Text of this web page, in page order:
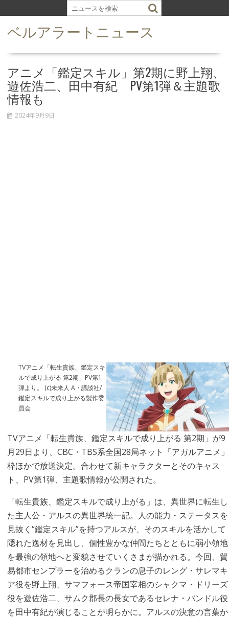
k
ベルアラートニュース
アニメ「鑑定スキル」第2期に野上翔、
遊佐浩二、田中有紀 PV第1弾＆主題歌
情報も
2024年9月9日
TVアニメ「転生貴族、鑑定スキ
ルで成り上がる 第2期」PV第1
弾より。 (c)未来人 A・講談社/
鑑定スキルで成り上がる製作委
員会
TVアニメ「転生貴族、鑑定スキルで成り上がる 第2期」が9
月29日より、CBC・TBS系全国28局ネット「アガルアニメ」
枠ほかで放送決定。合わせて新キャラクターとそのキャス
ト、PV第1弾、主題歌情報が公開された。
「転生貴族、鑑定スキルで成り上がる」は、異世界に転生し
た主人公・アルスの異世界統一記。人の能力・ステータスを
見抜く“鑑定スキル”を持つアルスが、そのスキルを活かして
隠れた逸材を見出し、個性豊かな仲間たちとともに弱小領地
を最強の領地へと変貌させていくさまが描かれる。今回、貿
易都市センプラーを治めるクランの息子のレング・サレマキ
ア役を野上翔、サマフォース帝国宰相のシャクマ・ドリーズ
役を遊佐浩二、サムク郡長の長女であるセレナ・バンドル役
を田中有紀が演じることが明らかに。アルスの決意の言葉か